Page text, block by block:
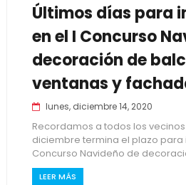
Últimos días para
en el I Concurso
decoración de
ventanas y
lunes, diciembre 14, 2020
Recordamos a todos los vecinos
diciembre termina el plazo para
Concurso Navideño de
LEER MÁS